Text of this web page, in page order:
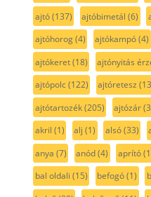
ajtó(137) ajtóbimetál (6)
ajtóhorog(4) ajtókampó(4)
ajtókeret(18) ajtónyitás
ajtópolc(122) ajtóretesz
ajtótartozék(205) ajtózár
akril (1) alj (1) alsó(33)
anya (7) anód(4) aprító
bal oldali (15) befogó(1)